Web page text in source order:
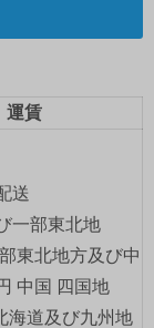
運賃
送
一部東北地
東北地方及び中
中国 四国地
海道及び九州地